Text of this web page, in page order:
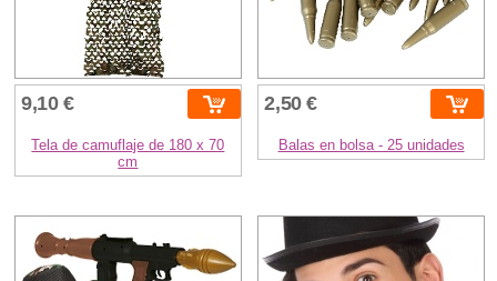
9,10 €
Tela de camuflaje de 180 x 70
cm
2,50 €
Balas en bolsa - 25 unidades